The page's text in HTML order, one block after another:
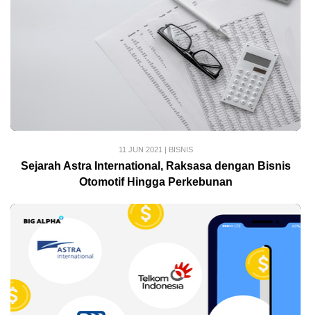
11 JUN 2021 | BISNIS
Sejarah Astra International, Raksasa dengan Bisnis
Otomotif Hingga Perkebunan